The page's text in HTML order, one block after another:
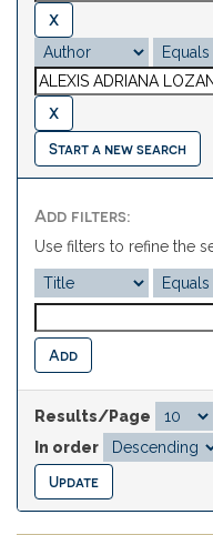
Start a new search
Add filters:
Use filters to refine the
Results/Page
In order